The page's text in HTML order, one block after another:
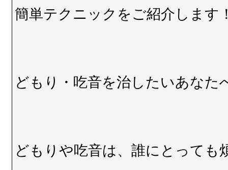
簡単テクニックをご紹介します
どもり・吃音を治したいあなた
どもりや吃音は、誰にとっても